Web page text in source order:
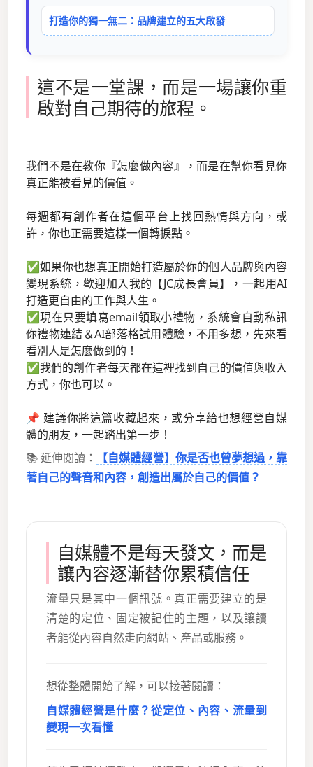
打造你的獨一無二：品牌建立的五大啟發
這不是一堂課，而是一場讓你重
啟對自己期待的旅程。
我們不是在教你『怎麼做內容』，而是在幫你看見你
真正能被看見的價值。
每週都有創作者在這個平台上找回熱情與方向，或
許，你也正需要這樣一個轉捩點。
✅如果你也想真正開始打造屬於你的個人品牌與內容
變現系統，歡迎加入我的【JC成長會員】，一起用AI
打造更自由的工作與人生。
✅現在只要填寫email領取小禮物，系統會自動私訊
你禮物連結＆AI部落格試用體驗，不用多想，先來看
看別人是怎麼做到的！
✅我們的創作者每天都在這裡找到自己的價值與收入
方式，你也可以。
📌 建議你將這篇收藏起來，或分享給也想經營自媒
體的朋友，一起踏出第一步！
📚 延伸閱讀：
【自媒體經營】你是否也曾夢想過，靠
著自己的聲音和內容，創造出屬於自己的價值？
自媒體不是每天發文，而是
讓內容逐漸替你累積信任
流量只是其中一個訊號。真正需要建立的是
清楚的定位、固定被記住的主題，以及讓讀
者能從內容自然走向網站、產品或服務。
想從整體開始了解，可以接著閱讀：
自媒體經營是什麼？從定位、內容、流量到
變現一次看懂